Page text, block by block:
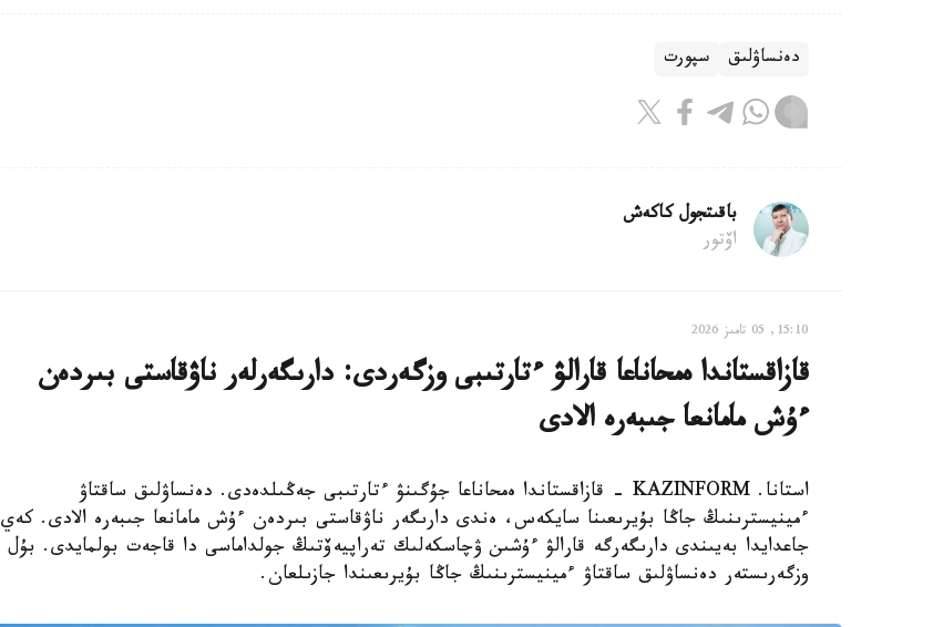
دەنساۋلىق سپورت
باقىتجول كاكەش
اۆتور
15:10, 05 تامىز 2026
قازاقستاندا ەمحاناعا قارالۋ ءتارتىبى وزگەردى: دارىگەرلەر ناۋقاستى بىردەن
ءۇش مامانعا جىبەرە الادى
استانا. KAZINFORM - قازاقستاندا ەمحاناعا جۇگىنۋ ءتارتىبى جەڭىلدەدى. دەنساۋلىق ساقتاۋ
ءمينيسترىنىڭ جاڭا بۇيرىعىنا سايكەس، ەندى دارىگەر ناۋقاستى بىردەن ءۇش مامانعا جىبەرە الادى. كەي
جاعدايدا بەيىندى دارىگەرگە قارالۋ ءۇشىن ۋچاسكەلىك تەراپيەۆتىڭ جولداماسى دا قاجەت بولمايدى. بۇل
وزگەرىستەر دەنساۋلىق ساقتاۋ ءمينيسترىنىڭ جاڭا بۇيرىعىندا جازىلعان.